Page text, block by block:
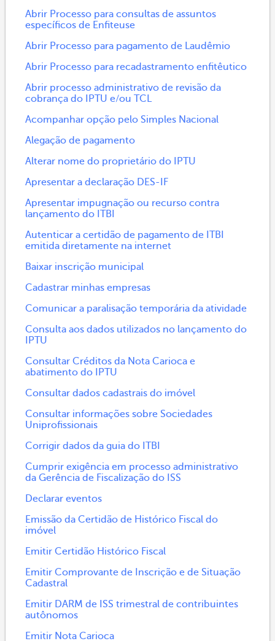
Abrir Processo para consultas de assuntos
específicos de Enfiteuse
Abrir Processo para pagamento de Laudêmio
Abrir Processo para recadastramento enfitêutico
Abrir processo administrativo de revisão da
cobrança do IPTU e/ou TCL
Acompanhar opção pelo Simples Nacional
Alegação de pagamento
Alterar nome do proprietário do IPTU
Apresentar a declaração DES-IF
Apresentar impugnação ou recurso contra
lançamento do ITBI
Autenticar a certidão de pagamento de ITBI
emitida diretamente na internet
Baixar inscrição municipal
Cadastrar minhas empresas
Comunicar a paralisação temporária da atividade
Consulta aos dados utilizados no lançamento do
IPTU
Consultar Créditos da Nota Carioca e
abatimento do IPTU
Consultar dados cadastrais do imóvel
Consultar informações sobre Sociedades
Uniprofissionais
Corrigir dados da guia do ITBI
Cumprir exigência em processo administrativo
da Gerência de Fiscalização do ISS
Declarar eventos
Emissão da Certidão de Histórico Fiscal do
imóvel
Emitir Certidão Histórico Fiscal
Emitir Comprovante de Inscrição e de Situação
Cadastral
Emitir DARM de ISS trimestral de contribuintes
autônomos
Emitir Nota Carioca